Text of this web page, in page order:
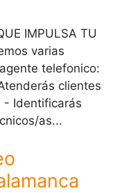
IMPULSA TU
varias
telefonico:
clientes
- Identificarás
as...